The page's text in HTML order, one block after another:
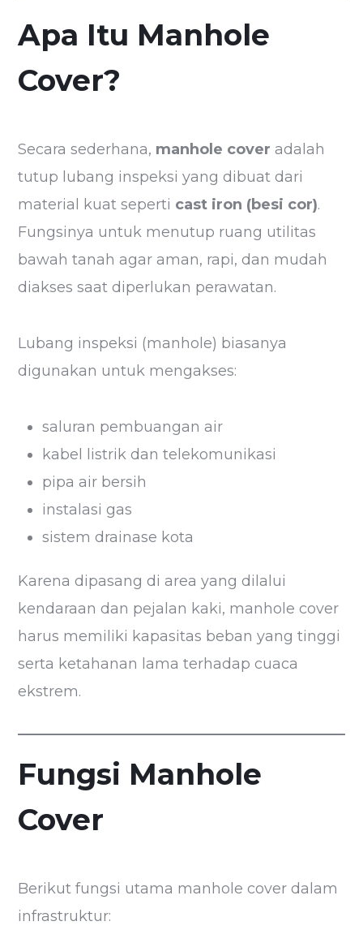
Apa Itu Manhole
Cover?
Secara sederhana, manhole cover adalah
tutup lubang inspeksi yang dibuat dari
material kuat seperti cast iron (besi cor).
Fungsinya untuk menutup ruang utilitas
bawah tanah agar aman, rapi, dan mudah
diakses saat diperlukan perawatan.
Lubang inspeksi (manhole) biasanya
digunakan untuk mengakses:
saluran pembuangan air
kabel listrik dan telekomunikasi
pipa air bersih
instalasi gas
sistem drainase kota
Karena dipasang di area yang dilalui
kendaraan dan pejalan kaki, manhole cover
harus memiliki kapasitas beban yang tinggi
serta ketahanan lama terhadap cuaca
ekstrem.
Fungsi Manhole
Cover
Berikut fungsi utama manhole cover dalam
infrastruktur: